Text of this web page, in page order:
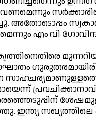
അതോടൊപ്പം
എം വി
ഇന്ത്യ